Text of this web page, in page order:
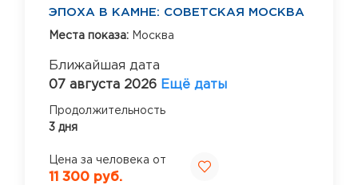
ЭПОХА В КАМНЕ: СОВЕТСКАЯ МОСКВА
Места показа: Москва
Ближайшая дата
07 августа 2026 Ещё даты
Продолжительность
3 дня
Цена за человека от
11 300 руб.